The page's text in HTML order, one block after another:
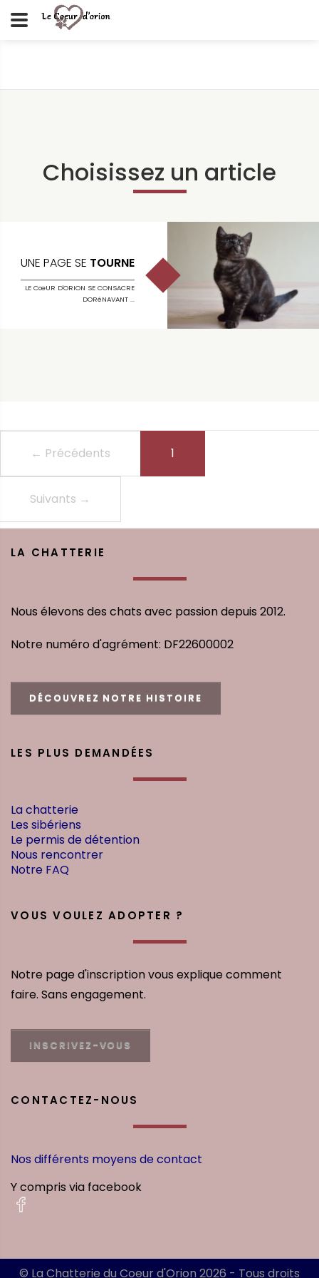
Choisissez un article
UNE PAGE SE TOURNE
LE CœUR D'ORION SE CONSACRE
DORéNAVANT ...
← Précédents 1
Suivants →
LA CHATTERIE
Nous élevons des chats avec passion depuis 2012.
Notre numéro d'agrément: DF22600002
DÉCOUVREZ NOTRE HISTOIRE
LES PLUS DEMANDÉES
La chatterie
Les sibériens
Le permis de détention
Nous rencontrer
Notre FAQ
VOUS VOULEZ ADOPTER ?
Notre page d'inscription vous explique comment
faire. Sans engagement.
INSCRIVEZ-VOUS
CONTACTEZ-NOUS
Nos différents moyens de contact
Y compris via facebook
© La Chatterie du Coeur d'Orion 2026 - Tous droits